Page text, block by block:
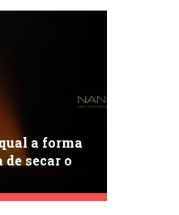
a forma
de secar o
Protectant